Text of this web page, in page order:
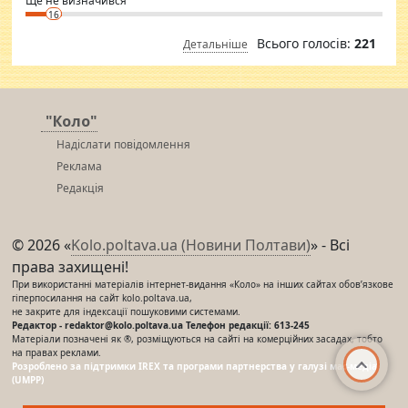
16
Детальніше Всього голосів: 221
"Коло"
Надіслати повідомлення
Реклама
Редакція
© 2026 «Kolo.poltava.ua (Новини Полтави)» - Всі
права захищені!
При використанні матеріалів інтернет-видання «Коло» на інших сайтах обов’язкове
гіперпосилання на сайт kolo.poltava.ua,
не закрите для індексації пошуковими системами.
Редактор - redaktor@kolo.poltava.ua Телефон редакції: 613-245
Матеріали позначені як ®, розміщуються на сайті на комерційних засадах, тобто
на правах реклами.
Розроблено за підтримки IREX та програми партнерства у галузі мас-медіа
(UMPP)